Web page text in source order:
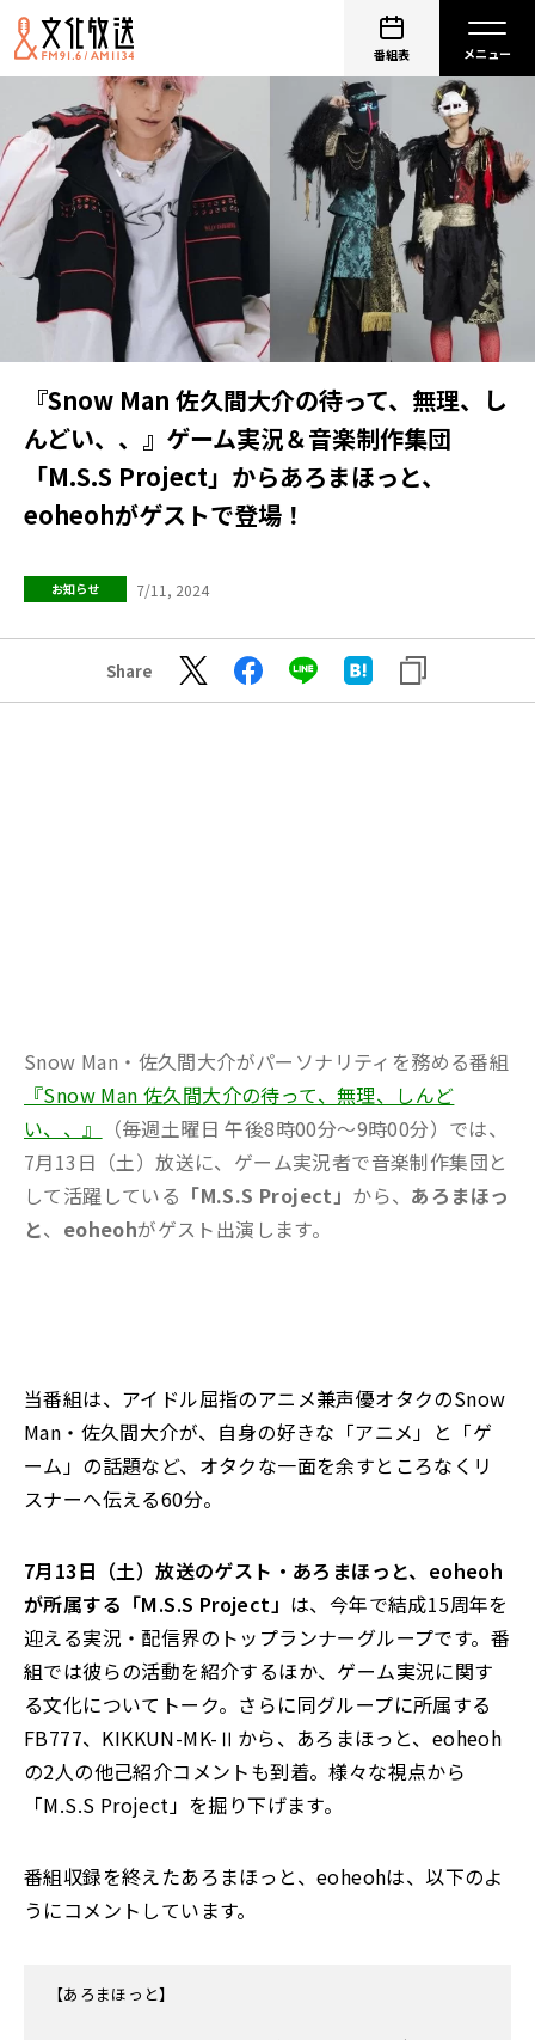
番組表
『Snow Man 佐久間大介の待って、無理、し
んどい、、』ゲーム実況＆音楽制作集団
「M.S.S Project」からあろまほっと、
eoheohがゲストで登場！
お知らせ 7/11, 2024
Share
Snow Man・佐久間大介がパーソナリティを務める番組
『Snow Man 佐久間大介の待って、無理、しんど
い、、』
（毎週土曜日 午後8時00分～9時00分）では、
7月13日（土）放送に、ゲーム実況者で音楽制作集団と
して活躍している 「M.S.S Project」 から、 あろまほっ
と、 eoheohがゲスト出演します。
当番組は、アイドル屈指のアニメ兼声優オタクのSnow
Man・佐久間大介が、自身の好きな「アニメ」と「ゲ
ーム」の話題など、オタクな一面を余すところなくリ
スナーへ伝える60分。
7月13日（土）放送のゲスト・あろまほっと、eoheoh
が所属する「M.S.S Project」 は、今年で結成15周年を
迎える実況・配信界のトップランナーグループです。番
組では彼らの活動を紹介するほか、ゲーム実況に関す
る文化についてトーク。さらに同グループに所属する
FB777、KIKKUN-MK-Ⅱから、あろまほっと、eoheoh
の2人の他己紹介コメントも到着。様々な視点から
「M.S.S Project」を掘り下げます。
番組収録を終えたあろまほっと、eoheohは、以下のよ
うにコメントしています。
【あろまほっと】